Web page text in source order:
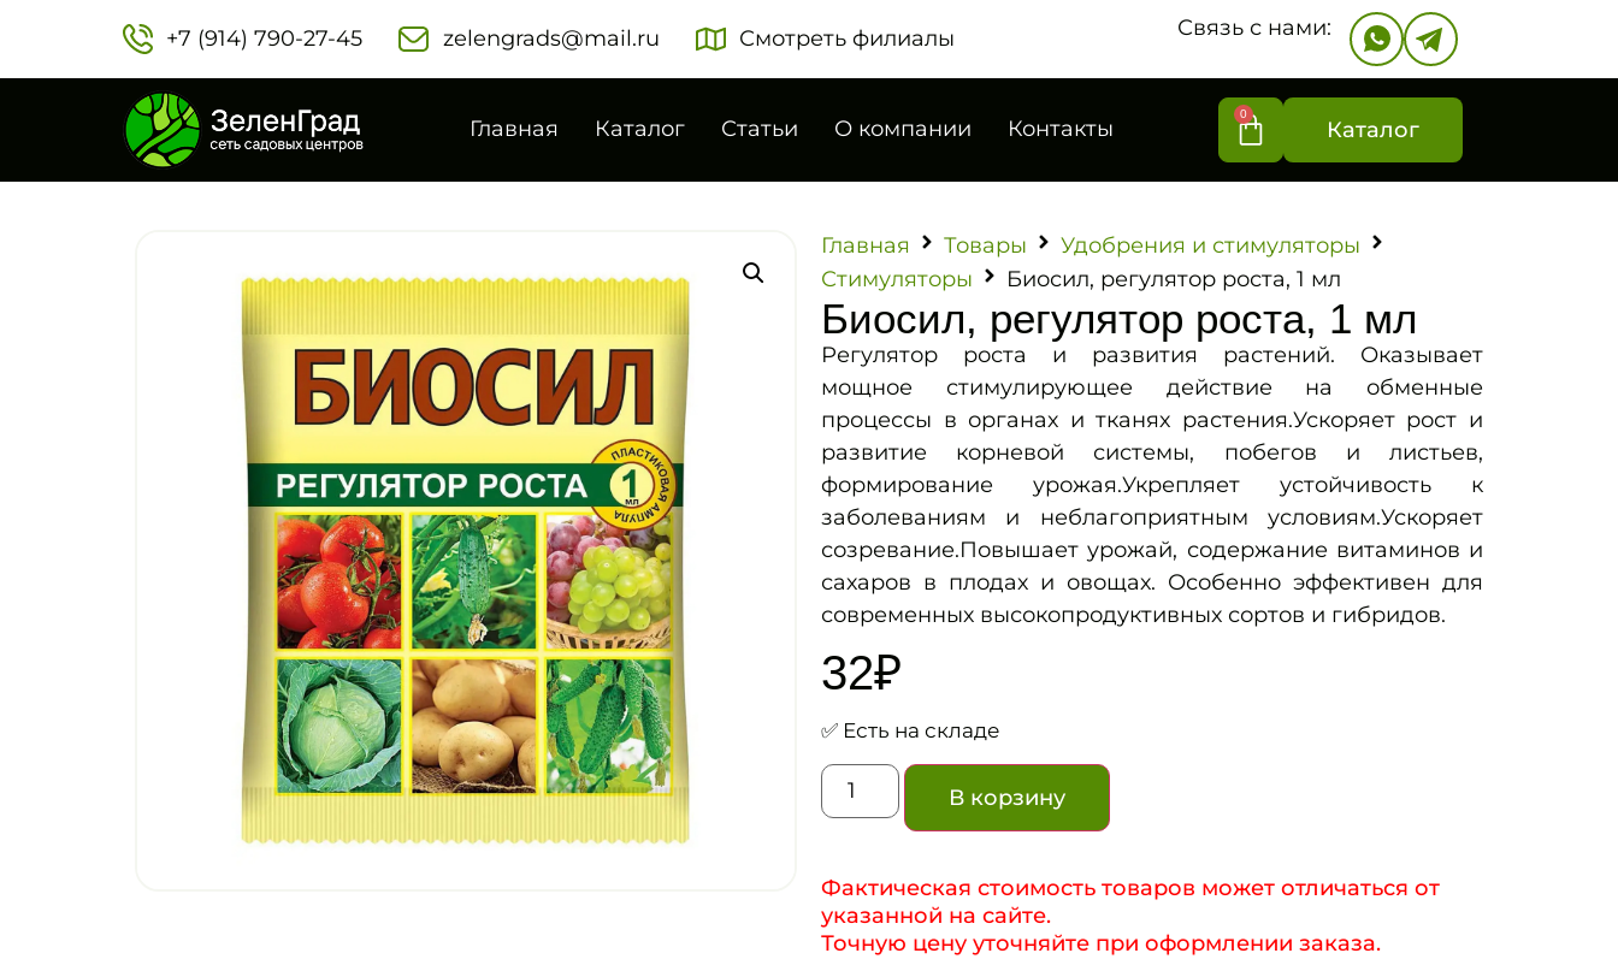
+7 (914) 790-27-45‬ zelengrads@mail.ru Смотреть филиалы Связь с нами:
Главная Каталог Статьи О компании Контакты
0
Каталог
Главная Товары
Удобрения и стимуляторы
Стимуляторы
Биосил, регулятор роста, 1 мл
Биосил, регулятор роста, 1 мл
Регулятор роста и развития растений. Оказывает
мощное стимулирующее действие на обменные
процессы в органах и тканях растения.Ускоряет рост и
развитие корневой системы, побегов и листьев,
формирование урожая.Укрепляет устойчивость к
заболеваниям и неблагоприятным условиям.Ускоряет
созревание.Повышает урожай, содержание витаминов и
сахаров в плодах и овощах. Особенно эффективен для
современных высокопродуктивных сортов и гибридов.
32₽
✅ Есть на складе
В корзину
Фактическая стоимость товаров может отличаться от
указанной на сайте.
Точную цену уточняйте при оформлении заказа.